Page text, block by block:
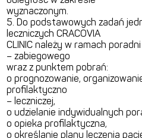
wyznaczonym.
5. Do podstawowych zadań
leczniczych CRACOVIA
CLINIC należy w ramach
– zabiegowego
wraz z punktem pobrań:
o prognozowanie,
profilaktyczno
– leczniczej,
o udzielanie indywidualnych
o opieka profilaktyczna,
o określanie planu leczenia